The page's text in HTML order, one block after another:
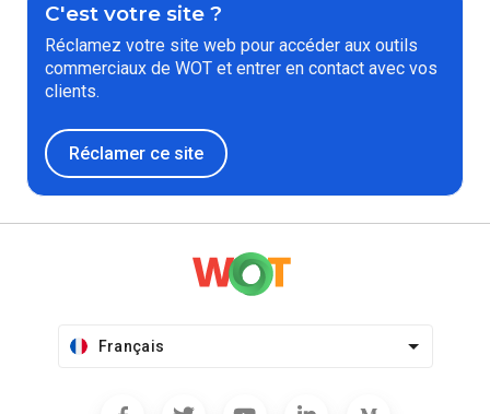
C'est votre site ?
Réclamez votre site web pour accéder aux outils
commerciaux de WOT et entrer en contact avec vos
clients.
Réclamer ce site
Français